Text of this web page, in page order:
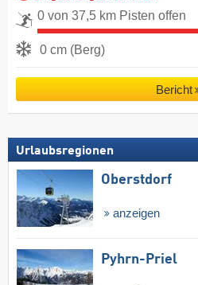
0 von 37,5 km Pisten offen
0 cm (Berg)
Bericht
Urlaubsregionen
Oberstdorf
anzeigen
Pyhrn-Priel